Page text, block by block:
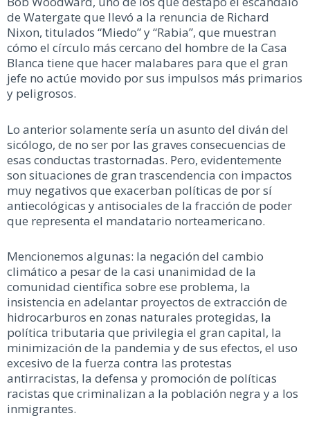
de Watergate que llevó a la renuncia de Richard
Nixon, titulados “Miedo” y “Rabia”, que muestran
cómo el círculo más cercano del hombre de la Casa
Blanca tiene que hacer malabares para que el gran
jefe no actúe movido por sus impulsos más primarios
y peligrosos.
Lo anterior solamente sería un asunto del diván del
sicólogo, de no ser por las graves consecuencias de
esas conductas trastornadas. Pero, evidentemente
son situaciones de gran trascendencia con impactos
muy negativos que exacerban políticas de por sí
antiecológicas y antisociales de la fracción de poder
que representa el mandatario norteamericano.
Mencionemos algunas: la negación del cambio
climático a pesar de la casi unanimidad de la
comunidad científica sobre ese problema, la
insistencia en adelantar proyectos de extracción de
hidrocarburos en zonas naturales protegidas, la
política tributaria que privilegia el gran capital, la
minimización de la pandemia y de sus efectos, el uso
excesivo de la fuerza contra las protestas
antirracistas, la defensa y promoción de políticas
racistas que criminalizan a la población negra y a los
inmigrantes.